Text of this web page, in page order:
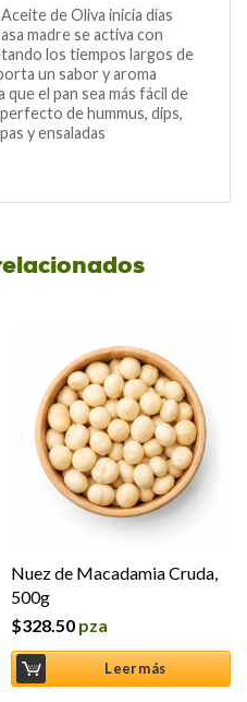
de Oliva inicia días
madre se activa con
los tiempos largos de
un sabor y aroma
que el pan sea más fácil de
de hummus, dips,
y ensaladas
Nuez de Macadamia Cruda,
500g
$328.50 pza
Leer más